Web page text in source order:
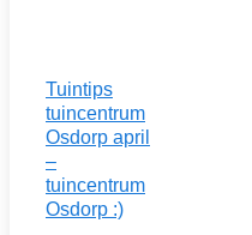
Tuintips
tuincentrum
Osdorp april
–
tuincentrum
Osdorp :)